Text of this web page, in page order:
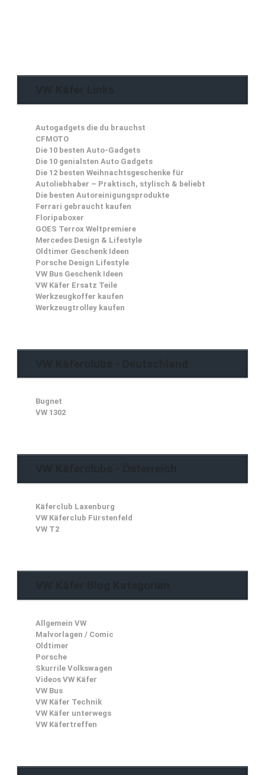
Autogadgets die du brauchst
CFMOTO
Die 10 besten Auto-Gadgets
Die 10 genialsten Auto Gadgets
Die 12 besten Weihnachtsgeschenke für
Autoliebhaber – Praktisch, stylisch & beliebt
Die besten Autoreinigungsprodukte
Ferrari gebraucht kaufen
Floripaboxer
GOES Terrox Weltpremiere
Mercedes Design & Lifestyle
Oldtimer Geschenk Ideen
Porsche Design Lifestyle
VW Bus Geschenk Ideen
VW Käfer Ersatz Teile
Werkzeugkoffer kaufen
Werkzeugtrolley kaufen
Bugnet
VW 1302
Käferclub Laxenburg
VW Käferclub Fürstenfeld
VW T2
Allgemein VW
Malvorlagen / Comic
Oldtimer
Porsche
Skurrile Volkswagen
Videos VW Käfer
VW Bus
VW Käfer Technik
VW Käfer unterwegs
VW Käfertreffen